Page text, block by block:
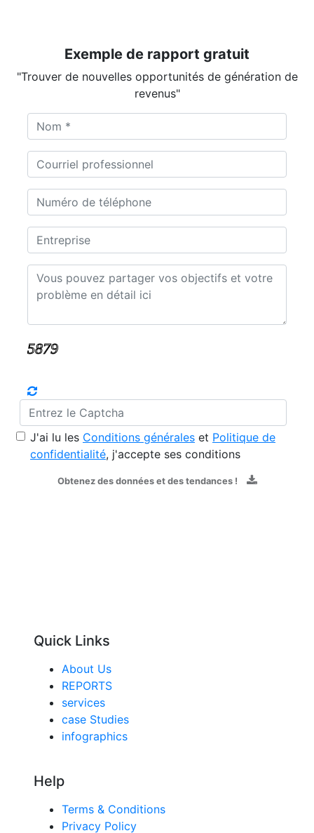
Exemple de rapport gratuit
"Trouver de nouvelles opportunités de génération de
revenus"
J'ai lu les Conditions générales et Politique de
confidentialité, j'accepte ses conditions
Obtenez des données et des tendances !
Quick Links
About Us
REPORTS
services
case Studies
infographics
Help
Terms & Conditions
Privacy Policy